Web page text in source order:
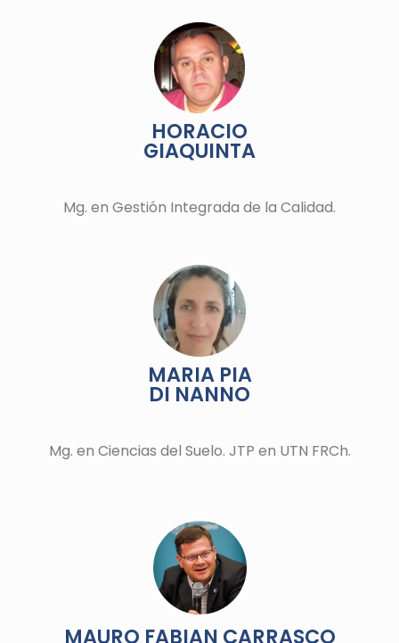
HORACIO
GIAQUINTA
Mg. en Gestión Integrada de la Calidad.
MARIA PIA
DI NANNO
Mg. en Ciencias del Suelo. JTP en UTN FRCh.
MAURO FABIAN CARRASCO